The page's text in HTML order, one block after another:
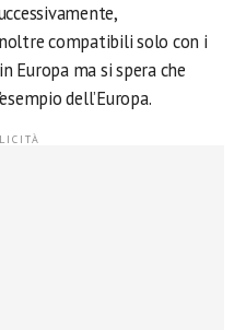
compatibili solo con i
Europa ma si spera che
dell’Europa.